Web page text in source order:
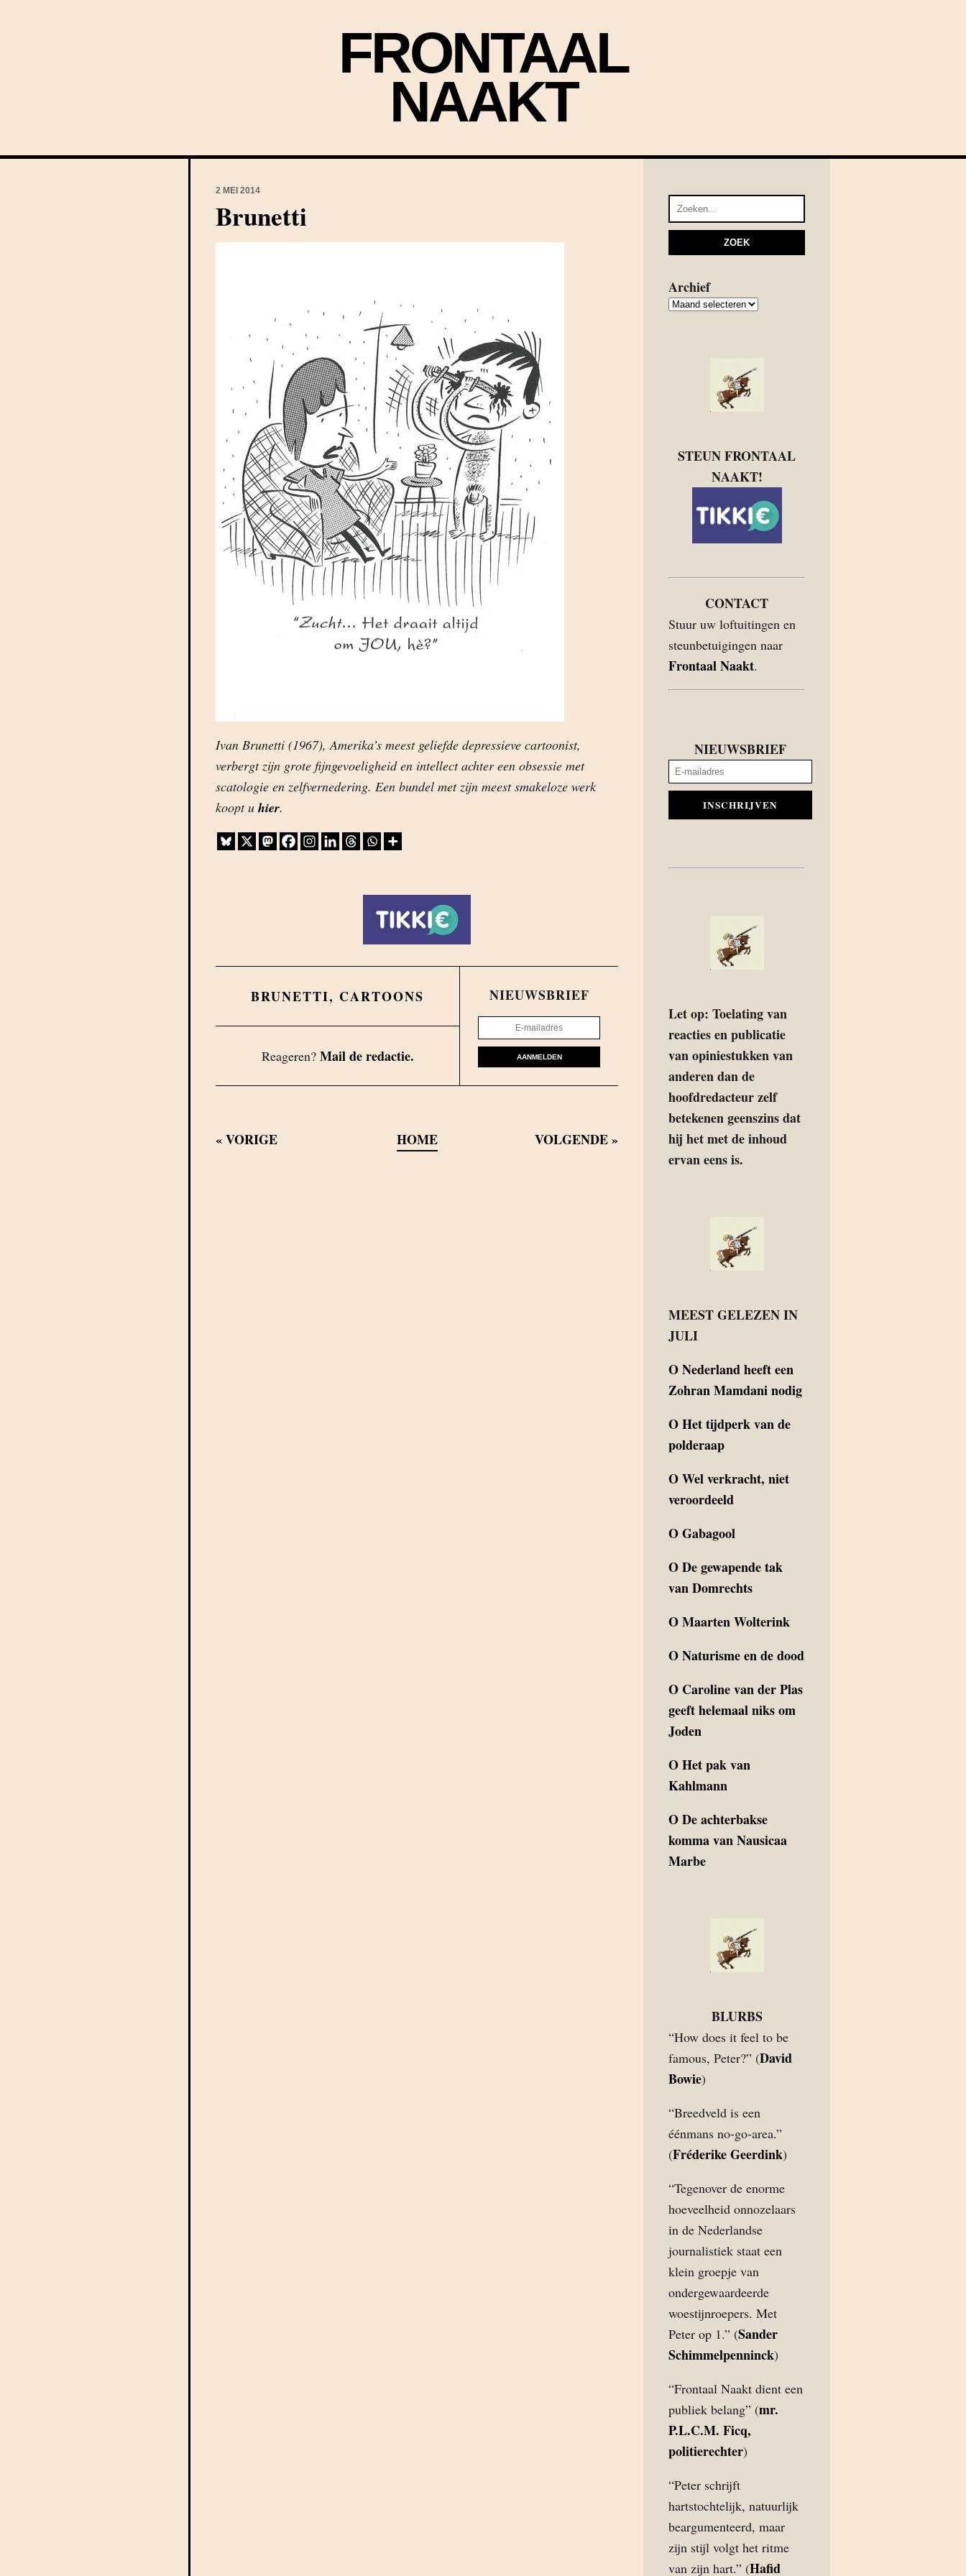
FRONTAAL
NAAKT
2 MEI 2014
Brunetti
Ivan Brunetti (1967), Amerika’s meest geliefde depressieve cartoonist,
verbergt zijn grote fijngevoeligheid en intellect achter een obsessie met
scatologie en zelfvernedering. Een bundel met zijn meest smakeloze werk
koopt u hier.
BRUNETTI, CARTOONS
Reageren? Mail de redactie.
NIEUWSBRIEF
AANMELDEN
«VORIGE HOME VOLGENDE»
Archief
Archief
STEUN FRONTAAL
NAAKT!
CONTACT
Stuur uw loftuitingen en
steunbetuigingen naar
Frontaal Naakt.
NIEUWSBRIEF
INSCHRIJVEN
Let op: Toelating van
reacties en publicatie
van opiniestukken van
anderen dan de
hoofdredacteur zelf
betekenen geenszins dat
hij het met de inhoud
ervan eens is.
MEEST GELEZEN IN
JULI
ONederland heeft een
Zohran Mamdani nodig
OHet tijdperk van de
polderaap
OWel verkracht, niet
veroordeeld
OGabagool
ODe gewapende tak
van Domrechts
OMaarten Wolterink
ONaturisme en de dood
O Caroline van der Plas
geeft helemaal niks om
Joden
OHet pak van
Kahlmann
ODe achterbakse
komma van Nausicaa
Marbe
BLURBS
“How does it feel to be
famous, Peter?” (David
Bowie)
“Breedveld is een
éénmans no-go-area.”
(Fréderike Geerdink)
“Tegenover de enorme
hoeveelheid onnozelaars
in de Nederlandse
journalistiek staat een
klein groepje van
ondergewaardeerde
woestijnroepers. Met
Peter op 1.” (Sander
Schimmelpenninck)
“Frontaal Naakt dient een
publiek belang” (mr.
P.L.C.M. Ficq,
politierechter)
“Peter schrijft
hartstochtelijk, natuurlijk
beargumenteerd, maar
zijn stijl volgt het ritme
van zijn hart.” (Hafid